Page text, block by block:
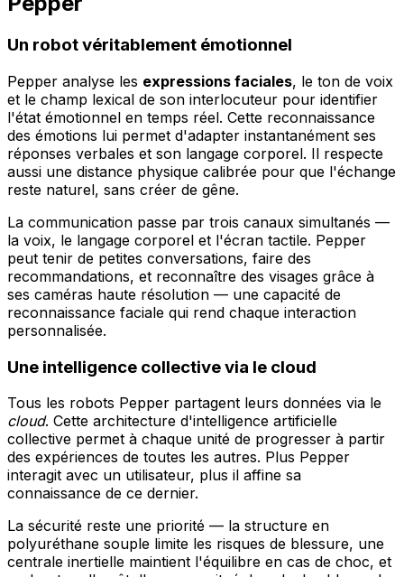
Un robot véritablement émotionnel
Pepper analyse les expressions faciales, le ton de voix
et le champ lexical de son interlocuteur pour identifier
l'état émotionnel en temps réel. Cette reconnaissance
des émotions lui permet d'adapter instantanément ses
réponses verbales et son langage corporel. Il respecte
aussi une distance physique calibrée pour que l'échange
reste naturel, sans créer de gêne.
La communication passe par trois canaux simultanés —
la voix, le langage corporel et l'écran tactile. Pepper
peut tenir de petites conversations, faire des
recommandations, et reconnaître des visages grâce à
ses caméras haute résolution — une capacité de
reconnaissance faciale qui rend chaque interaction
personnalisée.
Une intelligence collective via le cloud
Tous les robots Pepper partagent leurs données via le
cloud. Cette architecture d'intelligence artificielle
collective permet à chaque unité de progresser à partir
des expériences de toutes les autres. Plus Pepper
interagit avec un utilisateur, plus il affine sa
connaissance de ce dernier.
La sécurité reste une priorité — la structure en
polyuréthane souple limite les risques de blessure, une
centrale inertielle maintient l'équilibre en cas de choc, et